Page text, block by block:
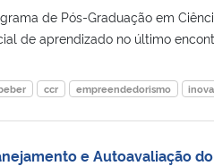
de Pós-Graduação em
de aprendizado no último
ccr empreendedorismo
e Autoavaliação